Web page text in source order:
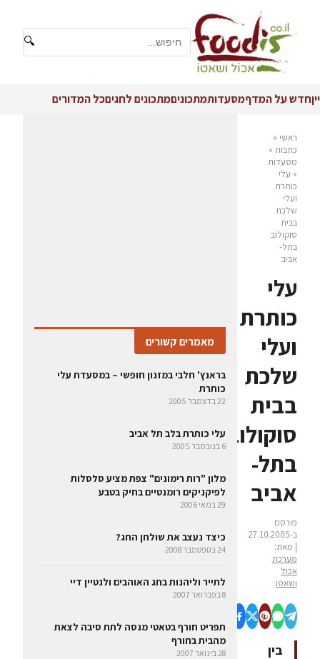
🔍
ייןחדש על המדףמסעדותמתכוניםמתכונים לחגיםכל המדורים
ראשי »
כתבות »
מסעדות
» עלי
כותרת
ועלי
שלכת
בבית
סוקולוב
בתל-
אביב
עלי
כותרת
ועלי
שלכת
בבית
סוקולוב
בתל-
אביב
פורסם
ב-27.10.2005
| מאת:
מערכת
אכול
ושאטו
בין
מאמרים קשורים
בראנץ' חלבי במזנון חופשי – במסעדת עלי
כותרת
22 בדצמבר 2005
עלי כותרת בלב תל אביב
6 בנובמבר 2005
מלון "רות רימונים" צפת מציע סלסלות
לפיקניקים רומנטיים בחיק בטבע
29 במאי 2006
כיצד נעצב את שולחן החג?
24 בספטמבר 2008
לתייר וליהנות בחג האוהבים ולנטיין דיי
8 בפברואר 2007
תפריט חורף בטאטי מנסה לתת סיבה לצאת
מהבית בחורף
28 בינואר 2007